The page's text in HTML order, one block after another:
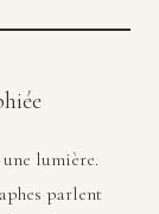
lumière.
parlent